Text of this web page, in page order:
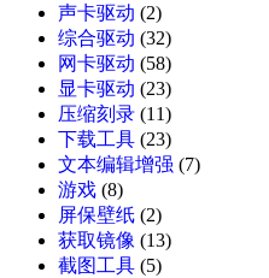
声卡驱动 (2)
综合驱动 (32)
网卡驱动 (58)
显卡驱动 (23)
压缩刻录 (11)
下载工具 (23)
文本编辑增强 (7)
游戏 (8)
屏保壁纸 (2)
获取镜像 (13)
截图工具 (5)